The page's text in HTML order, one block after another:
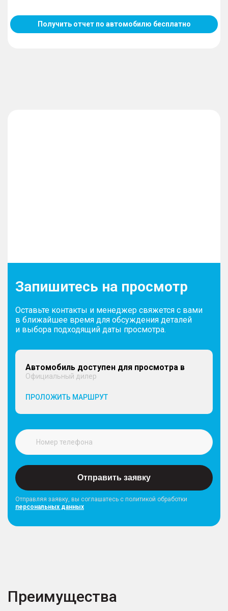
Получить отчет по автомобилю бесплатно
Запишитесь на просмотр
Оставьте контакты и менеджер свяжется с вами
в ближайшее время для обсуждения деталей
и выбора подходящий даты просмотра.
Автомобиль доступен для просмотра в
Официальный дилер
ПРОЛОЖИТЬ МАРШРУТ
Отправить заявку
Отправляя заявку, вы соглашатесь с политикой обработки
персональных данных
Преимущества